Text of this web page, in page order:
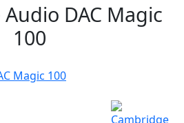
DAC Magic
100